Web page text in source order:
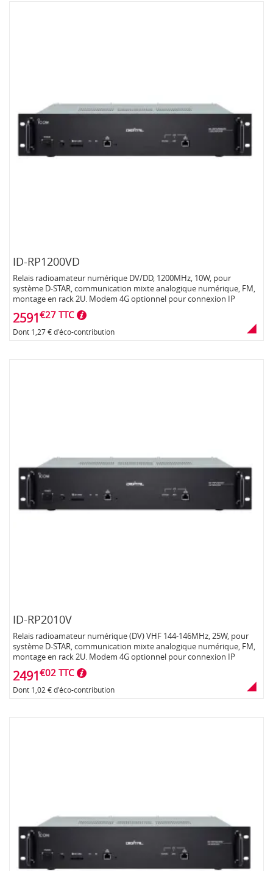
ID-RP1200VD
Relais radioamateur numérique DV/DD, 1200MHz, 10W, pour
système D-STAR, communication mixte analogique numérique, FM,
montage en rack 2U. Modem 4G optionnel pour connexion IP
2591€27 TTC
Dont 1,27 € d'éco-contribution
ID-RP2010V
Relais radioamateur numérique (DV) VHF 144-146MHz, 25W, pour
système D-STAR, communication mixte analogique numérique, FM,
montage en rack 2U. Modem 4G optionnel pour connexion IP
2491€02 TTC
Dont 1,02 € d'éco-contribution